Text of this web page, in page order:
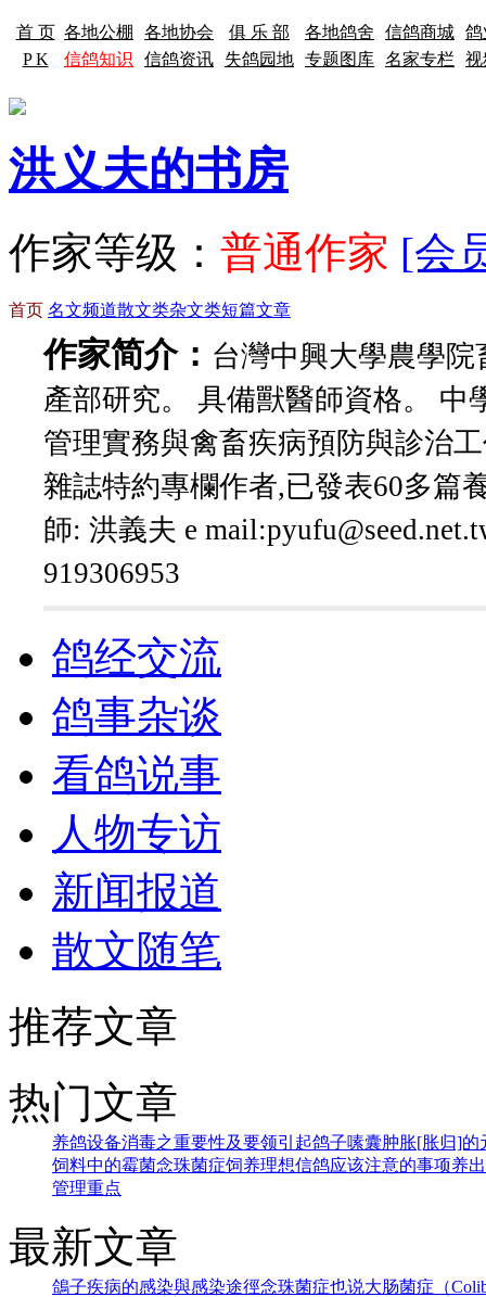
首 页 各地公棚 各地协会 俱 乐 部 各地鸽舍 信鸽商城 鸽
P K
信鸽知识 信鸽资讯 失鸽园地 专题图库 名家专栏 视
洪义夫的书房
作家等级： 普通作家 [会
首页 名文频道散文类杂文类短篇文章
作家简介： 台灣中興大學農學
產部研究。 具備獸醫師資格。
管理實務與禽畜疾病預防與診治
雜誌特約專欄作者,已發表60多篇
師: 洪義夫 e
919306953
鸽经交流
鸽事杂谈
看鸽说事
人物专访
新闻报道
散文随笔
推荐文章
热门文章
养鸽设备消毒之重要性及要领引起鸽子嗉囊肿胀[胀归]的
饲料中的霉菌念珠菌症饲养理想信鸽应该注意的事项养
管理重点
最新文章
鴿子疾病的感染與感染途徑念珠菌症也说大肠菌症（